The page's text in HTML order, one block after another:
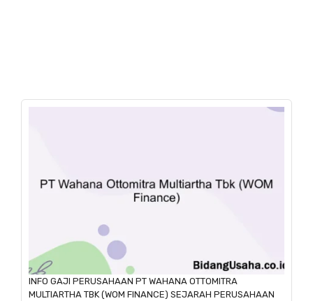
INFO GAJI PERUSAHAAN PT WAHANA OTTOMITRA
MULTIARTHA TBK (WOM FINANCE) SEJARAH PERUSAHAAN